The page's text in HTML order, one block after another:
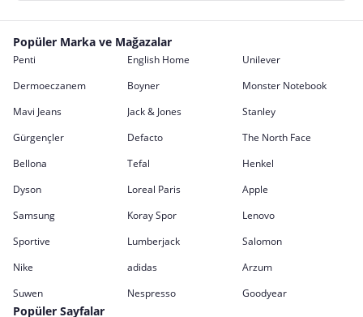
Popüler Marka ve Mağazalar
Penti English Home
Unilever
Dermoeczanem
Boyner
Monster Notebook
Mavi Jeans
Jack & Jones
Stanley
Gürgençler
Defacto
The North Face
Bellona
Tefal
Henkel
Dyson
Loreal Paris
Apple
Samsung
Koray Spor
Lenovo
Sportive
Lumberjack
Salomon
Nike
adidas
Arzum
Suwen
Nespresso Goodyear
Popüler Sayfalar